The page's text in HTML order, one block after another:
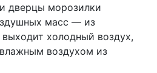
дверцы морозилки
масс — из
холодный воздух,
воздухом из